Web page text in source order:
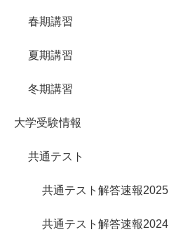
春期講習
夏期講習
冬期講習
大学受験情報
共通テスト
共通テスト解答速報2025
共通テスト解答速報2024